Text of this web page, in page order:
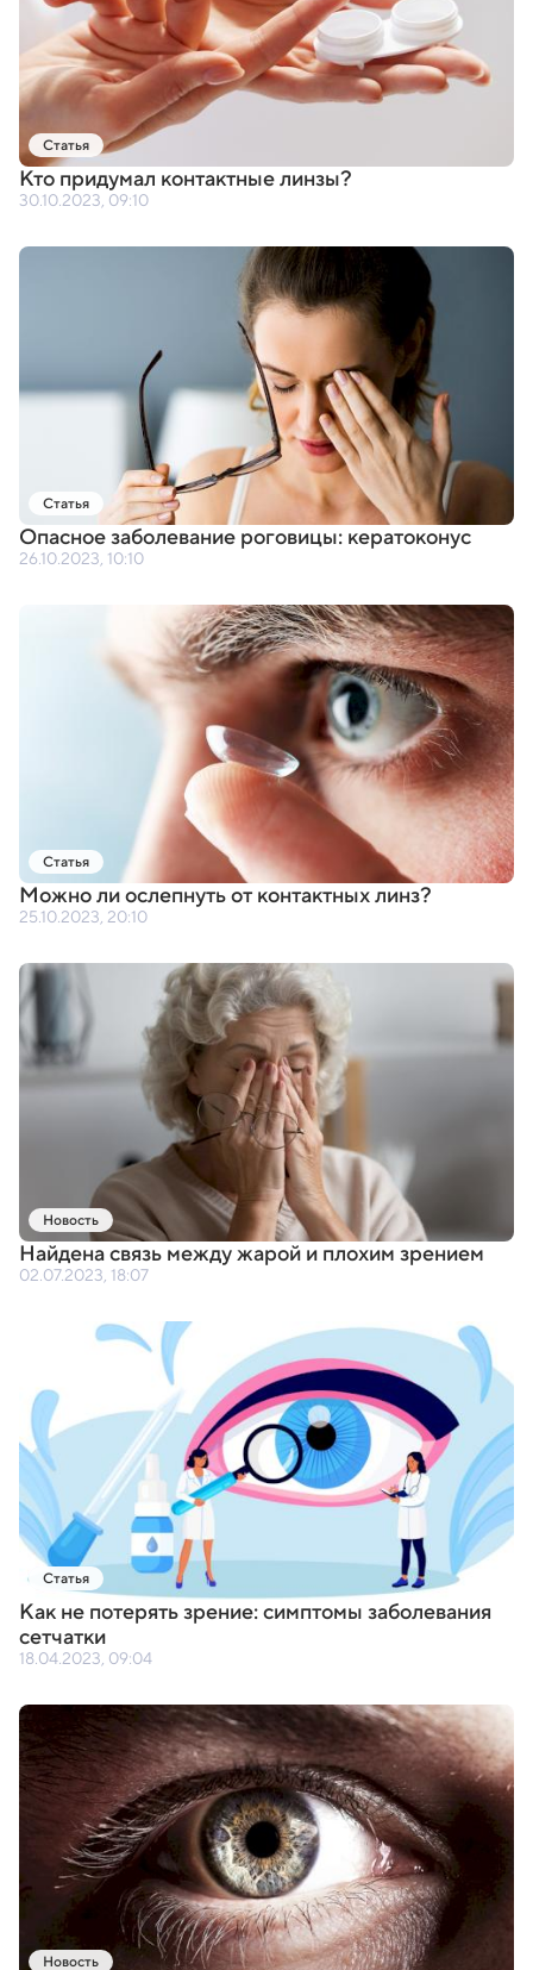
Статья
Кто придумал контактные линзы?
30.10.2023, 09:10
Статья
Опасное заболевание роговицы: кератоконус
26.10.2023, 10:10
Статья
Можно ли ослепнуть от контактных линз?
25.10.2023, 20:10
Новость
Найдена связь между жарой и плохим зрением
02.07.2023, 18:07
Статья
Как не потерять зрение: симптомы заболевания
сетчатки
18.04.2023, 09:04
Новость